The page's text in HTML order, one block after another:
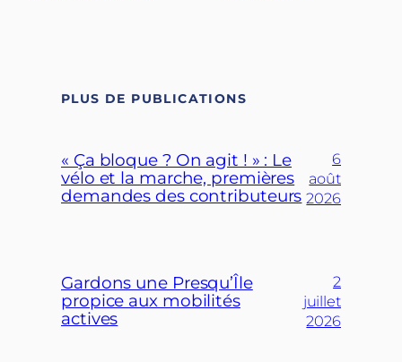
PLUS DE PUBLICATIONS
« Ça bloque ? On agit ! » : Le
vélo et la marche, premières
demandes des contributeurs
6
août
2026
Gardons une Presqu’Île
propice aux mobilités
actives
2
juillet
2026